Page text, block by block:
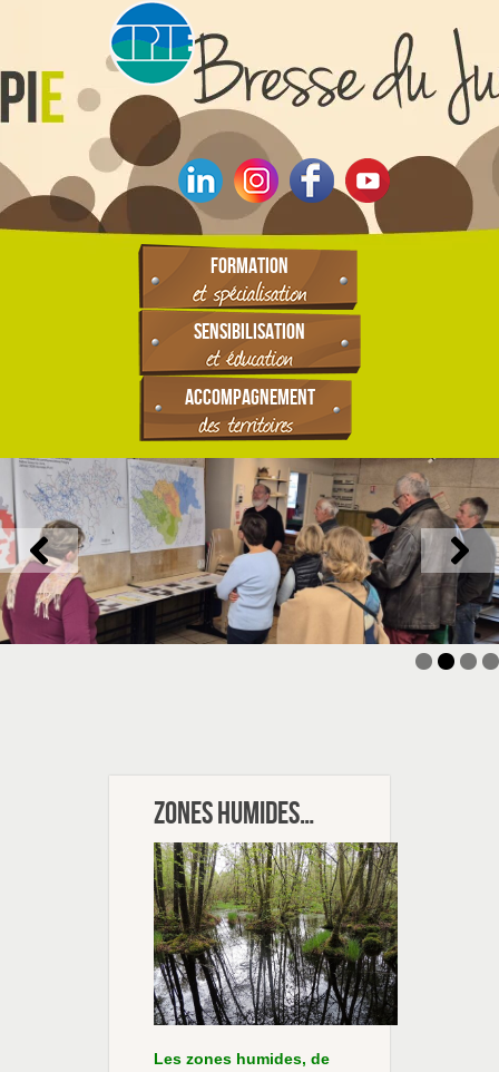
FORMATION
SENSIBILISATION
ACCOMPAGNEMENT
Zones humides…
Les zones humides, de